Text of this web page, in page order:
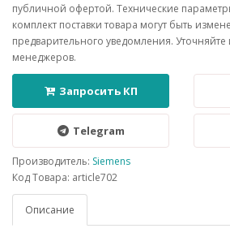
публичной офертой. Технические
комплект поставки товара могут быть
предварительного уведомления.
менеджеров.
Запросить КП
Telegram
Производитель: Siemens
Код Товара: article702
Описание